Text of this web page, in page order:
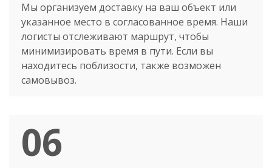
Мы организуем доставку на ваш объект или
указанное место в согласованное время. Наши
логисты отслеживают маршрут, чтобы
минимизировать время в пути. Если вы
находитесь поблизости, также возможен
самовывоз.
06